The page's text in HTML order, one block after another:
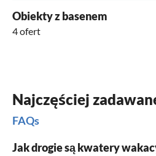
Obiekty z basenem
4 ofert
Najczęściej
FAQs
Jak drogie są kwatery